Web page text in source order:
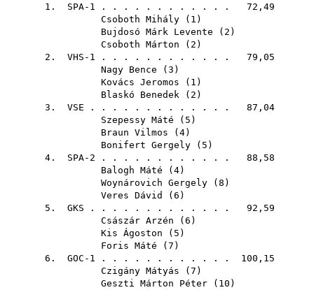
1. SPA-1 . . . . . . . . . . . . 72,49
Csoboth Mihály ( 1 )
Bujdosó Márk Levente ( 2 )
Csoboth Márton ( 2 )
2. VHS-1 . . . . . . . . . . . . 79,05
Nagy Bence ( 3 )
Kovács Jeromos ( 1 )
Blaskó Benedek ( 2 )
3. VSE . . . . . . . . . . . . . 87,04
Szepessy Máté ( 5 )
Braun Vilmos ( 4)
Bonifert Gergely ( 5 )
4. SPA-2 . . . . . . . . . . . . 88,58
Balogh Máté ( 4)
Woynárovich Gergely ( 8 )
Veres Dávid
( 6 )
5. GKS . . . . . . . . . . . . . 92,59
Császár Arzén ( 6 )
Kis Ágoston ( 5 )
Foris Máté ( 7 )
6. GOC-1 . . . . . . . . . . . . 100,15
Czigány Mátyás ( 7 )
Geszti Márton Péter ( 10 )